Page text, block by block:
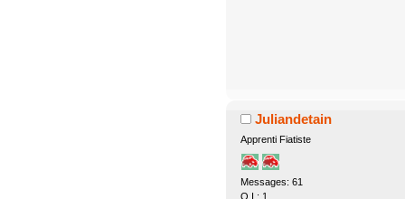
Juliandetain
Apprenti Fiatiste
Messages: 61
Q.I.: 1